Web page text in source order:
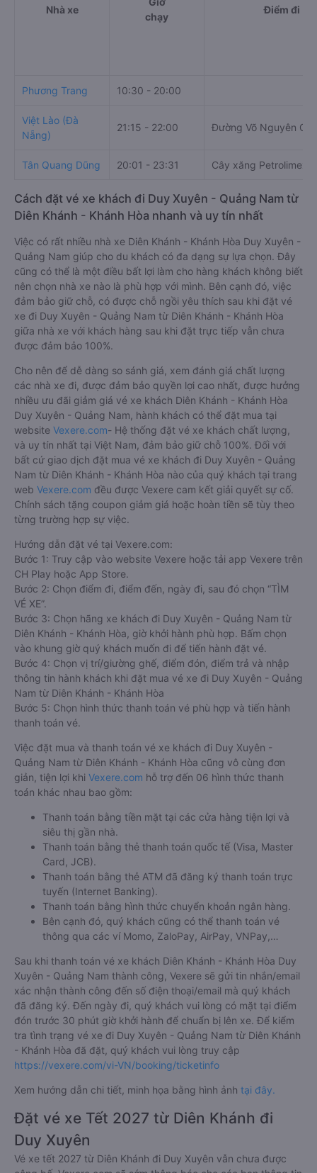
Nhà xe
chạy
Điểm đi
Phương Trang 10:30 - 20:00
Việt Lào (Đà
Nẵng)
21:15 - 22:00 Đường Võ Nguyên
Tân Quang Dũng 20:01 - 23:31 Cây xăng Petrolimex
Cách đặt vé xe khách đi Duy Xuyên - Quảng Nam từ
Diên Khánh - Khánh Hòa nhanh và uy tín nhất
Việc có rất nhiều nhà xe Diên Khánh - Khánh Hòa Duy Xuyên -
Quảng Nam giúp cho du khách có đa dạng sự lựa chọn. Đây
cũng có thể là một điều bất lợi làm cho hàng khách không biết
nên chọn nhà xe nào là phù hợp với mình. Bên cạnh đó, việc
đảm bảo giữ chỗ, có được chỗ ngồi yêu thích sau khi đặt vé
xe đi Duy Xuyên - Quảng Nam từ Diên Khánh - Khánh Hòa
giữa nhà xe với khách hàng sau khi đặt trực tiếp vẫn chưa
được đảm bảo 100%.
Cho nên để dễ dàng so sánh giá, xem đánh giá chất lượng
các nhà xe đi, được đảm bảo quyền lợi cao nhất, được hưởng
nhiều ưu đãi giảm giá vé xe khách Diên Khánh - Khánh Hòa
Duy Xuyên - Quảng Nam, hành khách có thể đặt mua tại
website Vexere.com- Hệ thống đặt vé xe khách chất lượng,
và uy tín nhất tại Việt Nam, đảm bảo giữ chỗ 100%. Đối với
bất cứ giao dịch đặt mua vé xe khách đi Duy Xuyên - Quảng
Nam từ Diên Khánh - Khánh Hòa nào của quý khách tại trang
web Vexere.com đều được Vexere cam kết giải quyết sự cố.
Chính sách tặng coupon giảm giá hoặc hoàn tiền sẽ tùy theo
từng trường hợp sự việc.
Hướng dẫn đặt vé tại Vexere.com:
Bước 1: Truy cập vào website Vexere hoặc tải app Vexere trên
CH Play hoặc App Store.
Bước 2: Chọn điểm đi, điểm đến, ngày đi, sau đó chọn “TÌM
VÉ XE”.
Bước 3: Chọn hãng xe khách đi Duy Xuyên - Quảng Nam từ
Diên Khánh - Khánh Hòa, giờ khởi hành phù hợp. Bấm chọn
vào khung giờ quý khách muốn đi để tiến hành đặt vé.
Bước 4: Chọn vị trí/giường ghế, điểm đón, điểm trả và nhập
thông tin hành khách khi đặt mua vé xe đi Duy Xuyên - Quảng
Nam từ Diên Khánh - Khánh Hòa
Bước 5: Chọn hình thức thanh toán vé phù hợp và tiến hành
thanh toán vé.
Việc đặt mua và thanh toán vé xe khách đi Duy Xuyên -
Quảng Nam từ Diên Khánh - Khánh Hòa cũng vô cùng đơn
giản, tiện lợi khi Vexere.com hỗ trợ đến 06 hình thức thanh
toán khác nhau bao gồm:
Thanh toán bằng tiền mặt tại các cửa hàng tiện lợi và
siêu thị gần nhà.
Thanh toán bằng thẻ thanh toán quốc tế (Visa, Master
Card, JCB).
Thanh toán bằng thẻ ATM đã đăng ký thanh toán trực
tuyến (Internet Banking).
Thanh toán bằng hình thức chuyển khoản ngân hàng.
Bên cạnh đó, quý khách cũng có thể thanh toán vé
thông qua các ví Momo, ZaloPay, AirPay, VNPay,…
Sau khi thanh toán vé xe khách Diên Khánh - Khánh Hòa Duy
Xuyên - Quảng Nam thành công, Vexere sẽ gửi tin nhắn/email
xác nhận thành công đến số điện thoại/email mà quý khách
đã đăng ký. Đến ngày đi, quý khách vui lòng có mặt tại điểm
đón trước 30 phút giờ khởi hành để chuẩn bị lên xe. Để kiểm
tra tình trạng vé xe đi Duy Xuyên - Quảng Nam từ Diên Khánh
- Khánh Hòa đã đặt, quý khách vui lòng truy cập
https://vexere.com/vi-VN/booking/ticketinfo
Xem hướng dẫn chi tiết, minh họa bằng hình ảnh tại đây.
Đặt vé xe Tết 2027 từ Diên Khánh đi
Duy Xuyên
Vé xe tết 2027 từ Diên Khánh đi Duy Xuyên vẫn chưa được